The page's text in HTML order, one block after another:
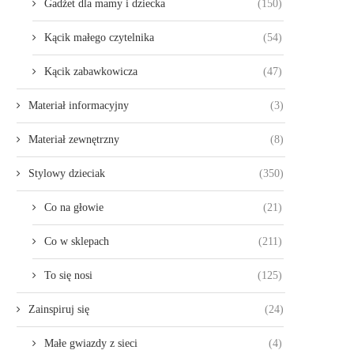
Gadżet dla mamy i dziecka (150)
Kącik małego czytelnika (54)
Kącik zabawkowicza (47)
Materiał informacyjny (3)
Materiał zewnętrzny (8)
Stylowy dzieciak (350)
Co na głowie (21)
Co w sklepach (211)
To się nosi (125)
Zainspiruj się (24)
Małe gwiazdy z sieci (4)